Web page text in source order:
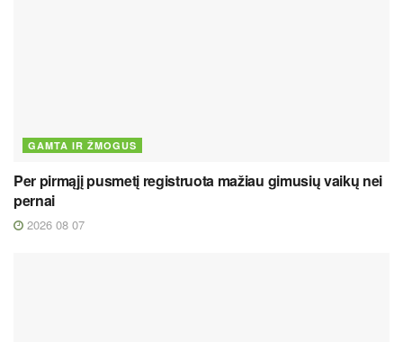
GAMTA IR ŽMOGUS
Per pirmąjį pusmetį registruota mažiau gimusių vaikų nei
pernai
2026 08 07